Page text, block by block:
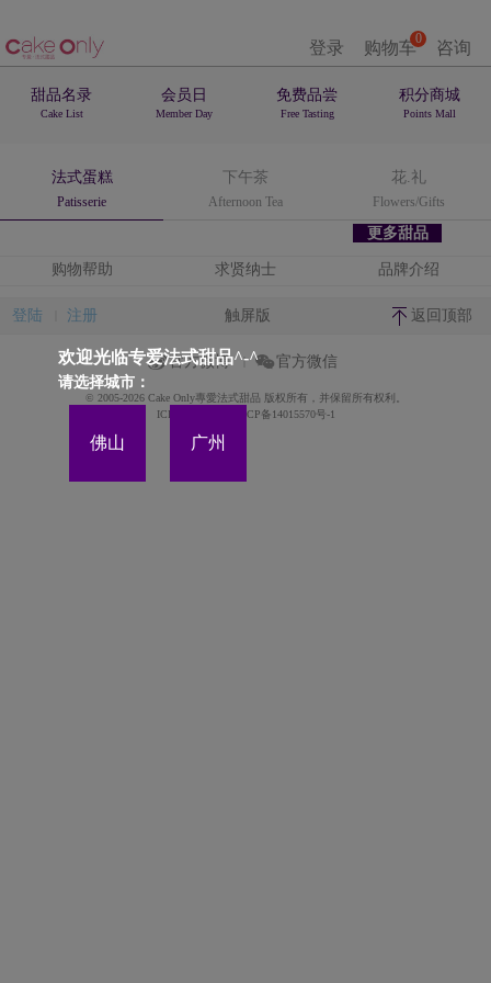
登录 0
购物车 咨询
甜品名录
Cake List
会员日
Member Day
免费品尝
Free Tasting
积分商城
Points Mall
法式蛋糕
Patisserie
下午茶
Afternoon Tea
花.礼
Flowers/Gifts
更多甜品
欢迎光临专爱法式甜品^-^
请选择城市：
佛山 广州
购物帮助 求贤纳士 品牌介绍
登陆 注册 触屏版 返回顶部
官方微博 官方微信
© 2005-2026 Cake Only專愛法式甜品 版权所有，并保留所有权利。
ICP备案证书号:粤ICP备14015570号-1